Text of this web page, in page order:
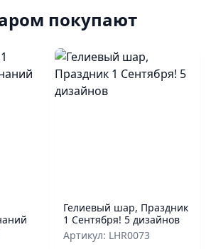
покупают
Гелиевый шар, Праздник
1 Сентября! 5 дизайнов
Артикул: LHR0073